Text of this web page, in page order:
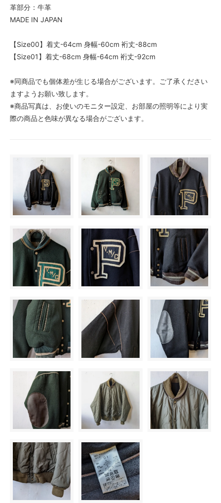
革部分：牛革
MADE IN JAPAN
【Size00】着丈-64cm 身幅-60cm 裄丈-88cm
【Size01】着丈-68cm 身幅-64cm 裄丈-92cm
※同商品でも個体差が生じる場合がございます。ご了承ください
ますようお願い致します。
※商品写真は、お使いのモニター設定、お部屋の照明等により実
際の商品と色味が異なる場合がございます。